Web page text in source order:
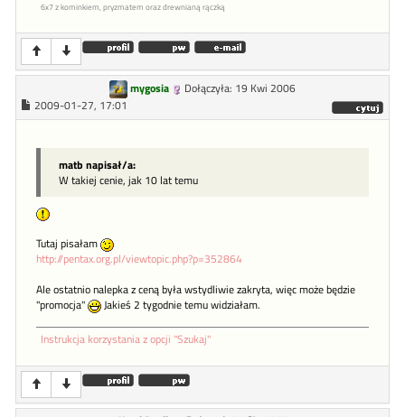
6x7 z kominkiem, pryzmatem oraz drewnianą rączką
mygosia
Dołączyła: 19 Kwi 2006
2009-01-27, 17:01
matb napisał/a:
W takiej cenie, jak 10 lat temu
Tutaj pisałam
http://pentax.org.pl/viewtopic.php?p=352864
Ale ostatnio nalepka z ceną była wstydliwie zakryta, więc może będzie
"promocja"
Jakieś 2 tygodnie temu widziałam.
Instrukcja korzystania z opcji "Szukaj"